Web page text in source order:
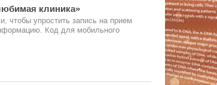
клиника»
чтобы упростить запись на прием
Код для мобильного